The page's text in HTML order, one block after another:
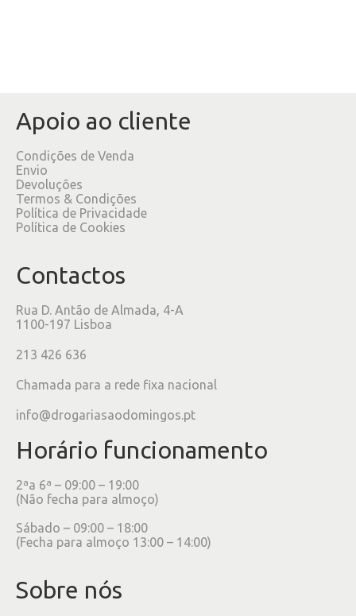
Apoio ao cliente
Condições de Venda
Envio
Devoluções
Termos & Condições
Política de Privacidade
Política de Cookies
Contactos
Rua D. Antão de Almada, 4-A
1100-197 Lisboa
213 426 636
Chamada para a rede fixa nacional
info@drogariasaodomingos.pt
Horário funcionamento
2ªa 6ª – 09:00 – 19:00
(Não fecha para almoço)
Sábado – 09:00 – 18:00
(Fecha para almoço 13:00 – 14:00)
Sobre nós